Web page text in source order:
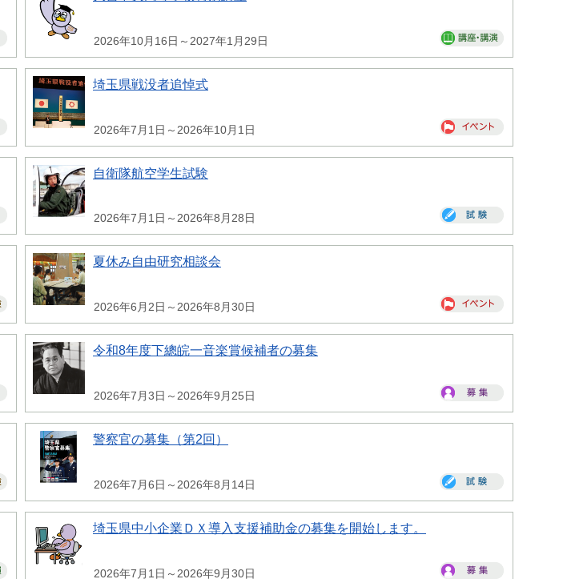
2026年10月16日～2027年1月29日
埼玉県戦没者追悼式
2026年7月1日～2026年10月1日
自衛隊航空学生試験
2026年7月1日～2026年8月28日
夏休み自由研究相談会
2026年6月2日～2026年8月30日
令和8年度下總皖一音楽賞候補者の募集
2026年7月3日～2026年9月25日
警察官の募集（第2回）
2026年7月6日～2026年8月14日
埼玉県中小企業ＤＸ導入支援補助金の募集を開始します。
2026年7月1日～2026年9月30日